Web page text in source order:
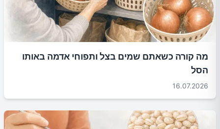
מה קורה כשאתם שמים בצל ותפוחי אדמה באותו
הסל
16.07.2026